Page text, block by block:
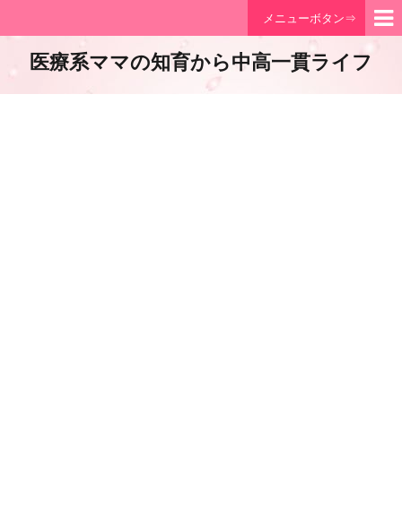
メニューボタン⇒
医療系ママの知育から中高一貫ライフ